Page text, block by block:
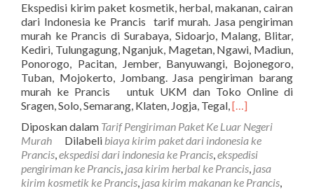
Ekspedisi kirim paket kosmetik, herbal, makanan, cairan
dari Indonesia ke Prancis tarif murah. Jasa pengiriman
murah ke Prancis di Surabaya, Sidoarjo, Malang, Blitar,
Kediri, Tulungagung, Nganjuk, Magetan, Ngawi, Madiun,
Ponorogo, Pacitan, Jember, Banyuwangi, Bojonegoro,
Tuban, Mojokerto, Jombang. Jasa pengiriman barang
murah ke Prancis untuk UKM dan Toko Online di
Sragen, Solo, Semarang, Klaten, Jogja, Tegal,Read
about
Jasa
Ekspor
Barang
[…]
Diposkan dalam Tarif Pengiriman Paket Ke Luar Negeri
Murah
Dilabeli biaya kirim paket dari indonesia ke
Prancis,ekspedisi dari indonesia ke Prancis,ekspedisi
pengiriman ke Prancis, jasa kirim herbal ke Prancis, jasa
kirim kosmetik ke Prancis, jasa kirim makanan ke Prancis,